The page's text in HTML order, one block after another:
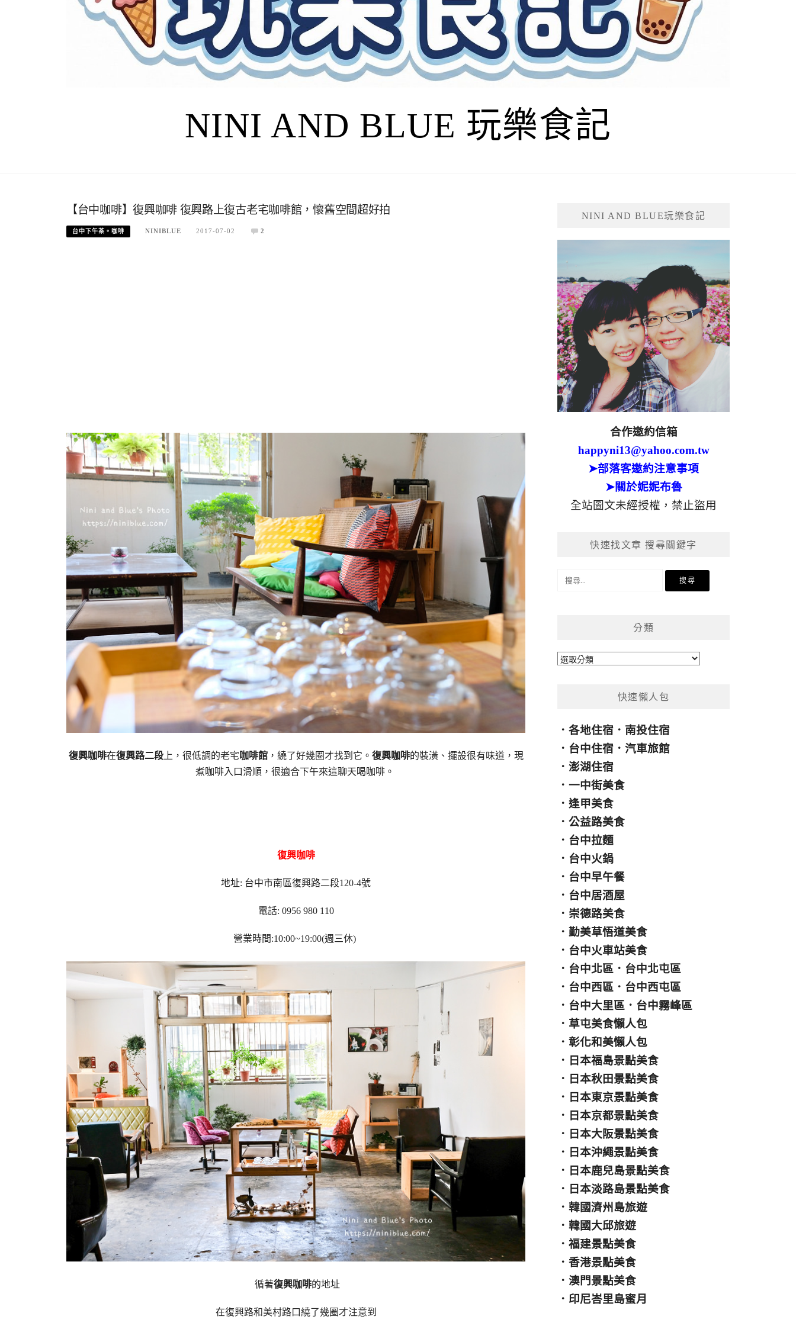
NINI AND BLUE 玩樂食記
【台中咖啡】復興咖啡 復興路上復古老宅咖啡館，懷舊空間超好拍
台中下午茶。咖啡 NINIBLUE 2017-07-02 2
復興咖啡在復興路二段上，很低調的老宅咖啡館，繞了好幾圈才找到它。 復興咖啡的裝潢、擺設很有味道，現
煮咖啡入口滑順，很適合下午來這聊天喝咖啡。
復興咖啡
地址: 台中市南區復興路二段120-4號
電話: 0956 980 110
營業時間:10:00~19:00(週三休)
循著復興咖啡的地址
在復興路和美村路口繞了幾圈才注意到
NINI AND BLUE玩樂食記
合作邀約信箱
happyni13@yahoo.com.tw
➤部落客邀約注意事項
➤關於妮妮布魯
全站圖文未經授權，禁止盜用
快速找文章 搜尋關鍵字
分類
分
快速懶人包
．各地住宿 ． 南投住宿
． 台中住宿 ．汽車旅館
．澎湖住宿
．一中街美食
．逢甲美食
．公益路美食
． 台中拉麵
． 台中火鍋
． 台中早午餐
． 台中居酒屋
． 崇德路美食
．勤美草悟道美食
． 台中火車站美食
． 台中北區 ． 台中北屯區
． 台中西區 ． 台中西屯區
． 台中大里區 ． 台中霧峰區
． 草屯美食懶人包
．彰化和美懶人包
． 日本福島景點美食
． 日本秋田景點美食
． 日本東京景點美食
． 日本京都景點美食
． 日本大阪景點美食
． 日本沖繩景點美食
． 日本鹿兒島景點美食
． 日本淡路島景點美食
．韓國濟州島旅遊
．韓國大邱旅遊
．福建景點美食
．香港景點美食
．澳門景點美食
． 印尼峇里島蜜月